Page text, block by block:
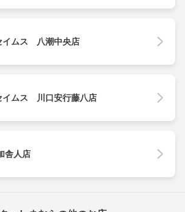
イムス 八潮中央店
イムス 川口安行藤八店
舎人店